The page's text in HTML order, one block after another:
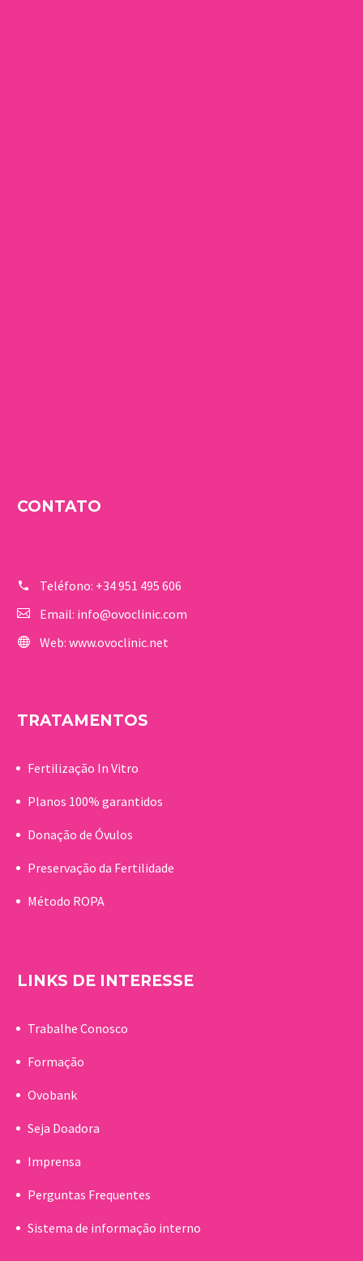
CONTATO
Teléfono: +34 951 495 606
Email: info@ovoclinic.com
Web: www.ovoclinic.net
TRATAMENTOS
Fertilização In Vitro
Planos 100% garantidos
Donação de Óvulos
Preservação da Fertilidade
Método ROPA
LINKS DE INTERESSE
Trabalhe Conosco
Formação
Ovobank
Seja Doadora
Imprensa
Perguntas Frequentes
Sistema de informação interno